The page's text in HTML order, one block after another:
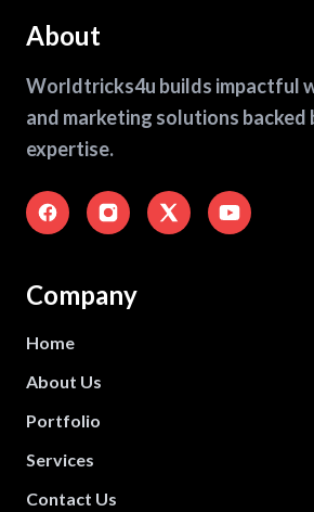
About
Worldtricks4u builds impactful
and marketing solutions backed
expertise.
Company
Home
About Us
Portfolio
Services
Contact Us